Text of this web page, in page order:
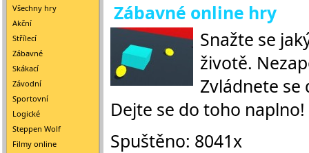
Všechny hry
Akční
Střílecí
Zábavné
Skákací
Závodní
Sportovní
Logické
Steppen Wolf
Filmy online
Zábavné online hry
Snažte se
životě.
Zvládnete se
Dejte se do toho naplno!
Spuštěno: 8041x